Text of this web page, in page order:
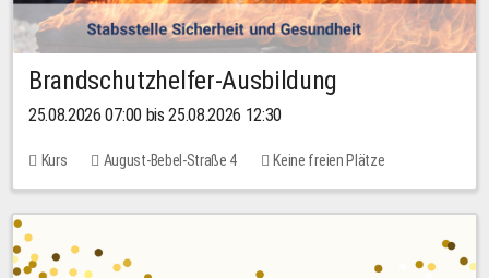
Brandschutzhelfer-Ausbildung
25.08.2026 07:00 bis 25.08.2026 12:30
Kurs August-Bebel-Straße 4 Keine freien Plätze